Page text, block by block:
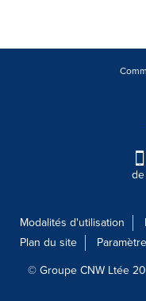
Modalités d'utilisation
Plan du site
© Groupe CNW Ltée